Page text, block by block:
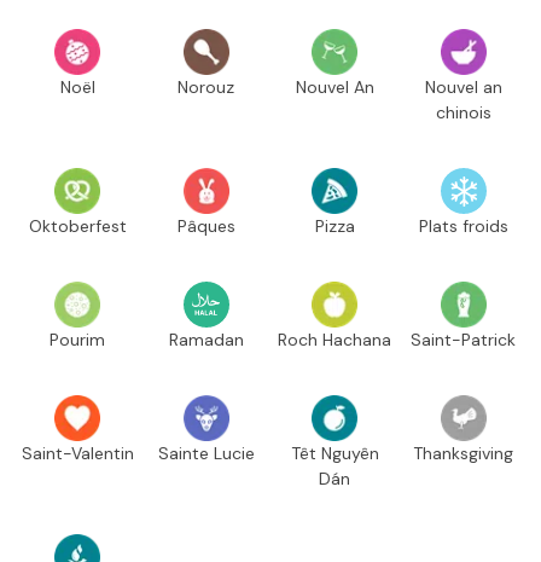
Noël Norouz Nouvel An
Nouvel an
chinois
Oktoberfest Pâques Pizza Plats froids
Pourim Ramadan Roch Hachana Saint-Patrick
Saint-Valentin Sainte Lucie
Têt Nguyên
Dán
Thanksgiving